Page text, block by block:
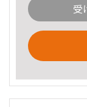
受